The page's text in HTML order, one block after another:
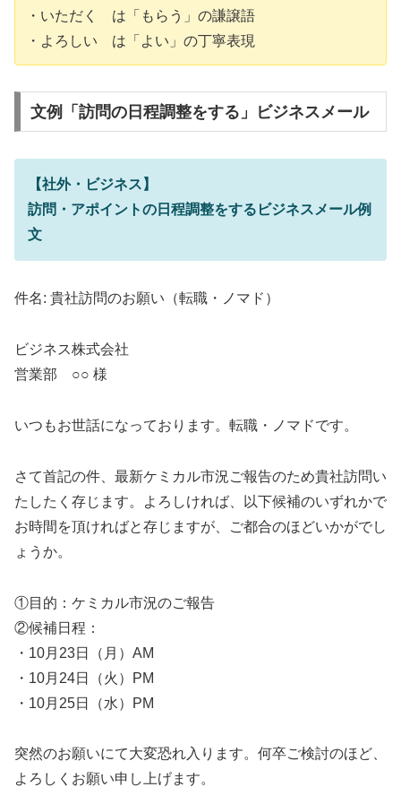
・いただく は「もらう」の謙譲語
・よろしい は「よい」の丁寧表現
文例「訪問の日程調整をする」ビジネスメール
【社外・ビジネス】
訪問・アポイントの日程調整をするビジネスメール例
文
件名: 貴社訪問のお願い（転職・ノマド）
ビジネス株式会社
営業部 ○○ 様
いつもお世話になっております。転職・ノマドです。
さて首記の件、最新ケミカル市況ご報告のため貴社訪問い
たしたく存じます。よろしければ、以下候補のいずれかで
お時間を頂ければと存じますが、ご都合のほどいかがでし
ょうか。
①目的：ケミカル市況のご報告
②候補日程：
・10月23日（月）AM
・10月24日（火）PM
・10月25日（水）PM
突然のお願いにて大変恐れ入ります。何卒ご検討のほど、
よろしくお願い申し上げます。